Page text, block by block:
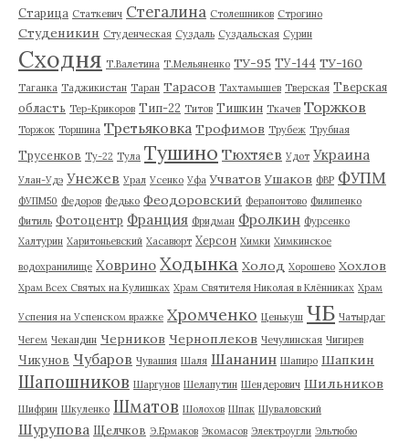
Старица Статкевич Стегалина Столешников Строгино
Студеникин Студенческая Суздаль Суздальская Сурин
Сходня Т.Валетина Т.Мельяненко ТУ-95 ТУ-144 ТУ-160
Таганка Таджикистан Таран Тарасов Тахтамышев Тверская Тверская
область Тер-Крикоров Тип-22 Титов Тишкин Ткачев Торжков
Торжок Торшина Третьяковка Трофимов Трубеж Трубная
Трусенков Ту-22 Тула Тушино Тюхтяев Удот Украина
Улан-Удэ Унежев Урал Усенко Уфа Учватов Ушаков ФВР ФУПМ
ФУПМ50 Федоров Федько Феодоровский Ферапонтово Филипенко
Фитиль Фотоцентр Франция Фридман Фролкин Фурсенко
Халтурин Харитоньевский Хасавюрт Херсон Химки Химкинское
водохранилище Ховрино Ходынка Холод Хорошево Хохлов
Храм Всех Святых на Кулишках Храм Святителя Николая в Клённиках Храм
Успения на Успенском вражке Хромченко Ценькуш ЧБ Чатырдаг
Чегем Чекандин Черников Черноплеков Чечулинская Чигирев
Чикунов Чубаров Чувашия Шаля Шананин Шапиро Шапкин
Шапошников Шаргунов Шелапутин Шендерович Шильников
Шифрин Шкуленко Шматов Шолохов Шпак Шуваловский
Шурупова Щелчков Э.Ермаков Экомасов Электроугли Эльтюбю